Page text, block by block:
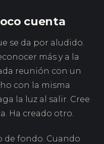
cuenta
se da por aludido.
más y a la
reunión con un
con la misma
la luz al salir. Cree
Ha creado otro.
de fondo. Cuando